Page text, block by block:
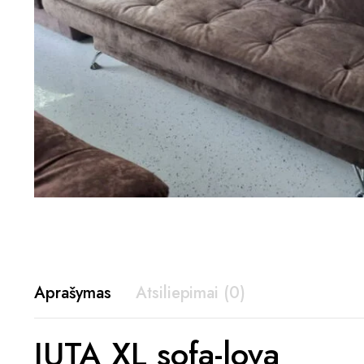
Aprašymas Atsiliepimai (0)
JUTA XL sofa-lova